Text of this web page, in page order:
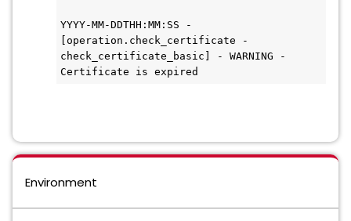
YYYY-MM-DDTHH:MM:SS -
[operation.check_certificate -
check_certificate_basic] - WARNING -
Certificate is expired
Environment